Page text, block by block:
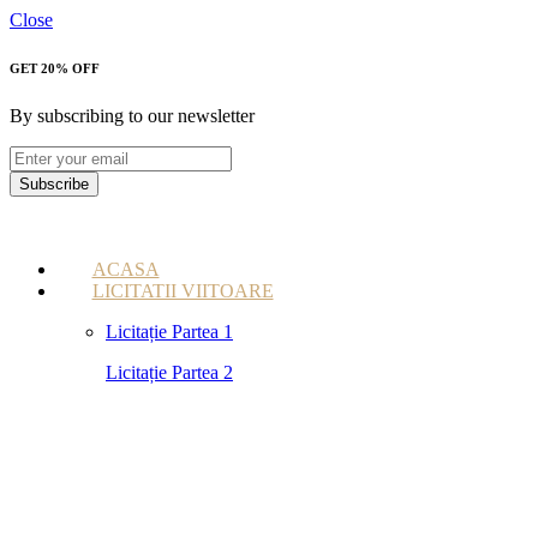
Close
GET 20% OFF
By subscribing to our newsletter
Subscribe
ACASA
LICITATII VIITOARE
Licitație Partea 1
Licitație Partea 2